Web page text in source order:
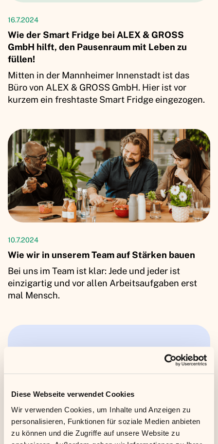
Diese Webseite verwendet Cookies
Wir verwenden Cookies, um Inhalte und Anzeigen zu
personalisieren, Funktionen für soziale Medien anbieten
zu können und die Zugriffe auf unsere Website zu
16.7.2024
Wie der Smart Fridge bei ALEX & GROSS
GmbH hilft, den Pausenraum mit Leben zu
füllen!
Mitten in der Mannheimer Innenstadt ist das
Büro von ALEX & GROSS GmbH. Hier ist vor
kurzem ein freshtaste Smart Fridge eingezogen.
10.7.2024
Wie wir in unserem Team auf Stärken bauen
Bei uns im Team ist klar: Jede und jeder ist
einzigartig und vor allen Arbeitsaufgaben erst
mal Mensch.
Kundenerfolgsgeschichten
24.6.2024